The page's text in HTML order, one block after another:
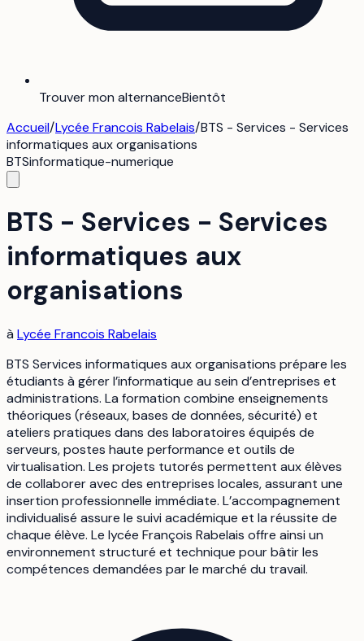
Trouver mon alternanceBientôt
Accueil/Lycée Francois Rabelais/BTS - Services - Services
informatiques aux organisations
BTSinformatique-numerique
BTS - Services - Services
informatiques aux
organisations
à Lycée Francois Rabelais
BTS Services informatiques aux organisations prépare les
étudiants à gérer l’informatique au sein d’entreprises et
administrations. La formation combine enseignements
théoriques (réseaux, bases de données, sécurité) et
ateliers pratiques dans des laboratoires équipés de
serveurs, postes haute performance et outils de
virtualisation. Les projets tutorés permettent aux élèves
de collaborer avec des entreprises locales, assurant une
insertion professionnelle immédiate. L’accompagnement
individualisé assure le suivi académique et la réussite de
chaque élève. Le lycée François Rabelais offre ainsi un
environnement structuré et technique pour bâtir les
compétences demandées par le marché du travail.